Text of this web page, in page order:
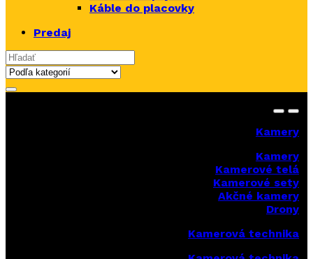
Káble do placovky
Predaj
Search for:
Kamery
Kamery
Kamerové telá
Kamerové sety
Akčné kamery
Drony
Kamerová technika